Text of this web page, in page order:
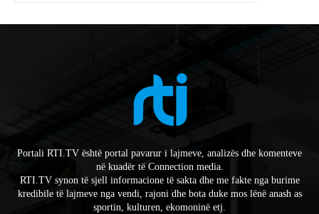
Portali RTI.TV është portal pavarur i lajmeve, analizës dhe komenteve
në kuadër të Connection media.
RTI.TV synon të sjell informacione të sakta dhe me fakte nga burime
kredibile të lajmeve nga vendi, rajoni dhe bota duke mos lënë anash as
sportin, kulturen, ekomoninë etj.